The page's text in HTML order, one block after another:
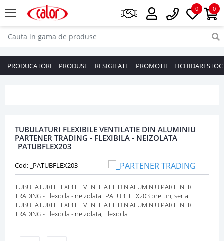
0
0
PRODUCATORI PRODUSE RESIGILATE PROMOTII LICHIDARI STOC
TUBULATURI FLEXIBILE VENTILATIE DIN ALUMINIU
PARTENER TRADING - FLEXIBILA - NEIZOLATA
_PATUBFLEX203
Cod: _PATUBFLEX203
TUBULATURI FLEXIBILE VENTILATIE DIN ALUMINIU PARTENER
TRADING - Flexibila - neizolata _PATUBFLEX203 preturi, seria
TUBULATURI FLEXIBILE VENTILATIE DIN ALUMINIU PARTENER
TRADING - Flexibila - neizolata, Flexibila